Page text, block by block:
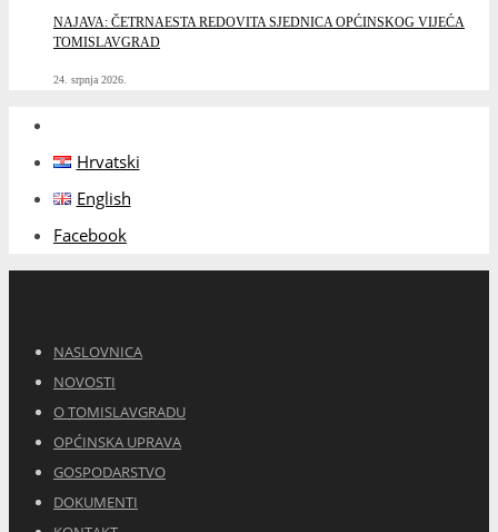
NAJAVA: ČETRNAESTA REDOVITA SJEDNICA OPĆINSKOG VIJEĆA
TOMISLAVGRAD
24. srpnja 2026.
Hrvatski
English
Facebook
NASLOVNICA
NOVOSTI
O TOMISLAVGRADU
OPĆINSKA UPRAVA
GOSPODARSTVO
DOKUMENTI